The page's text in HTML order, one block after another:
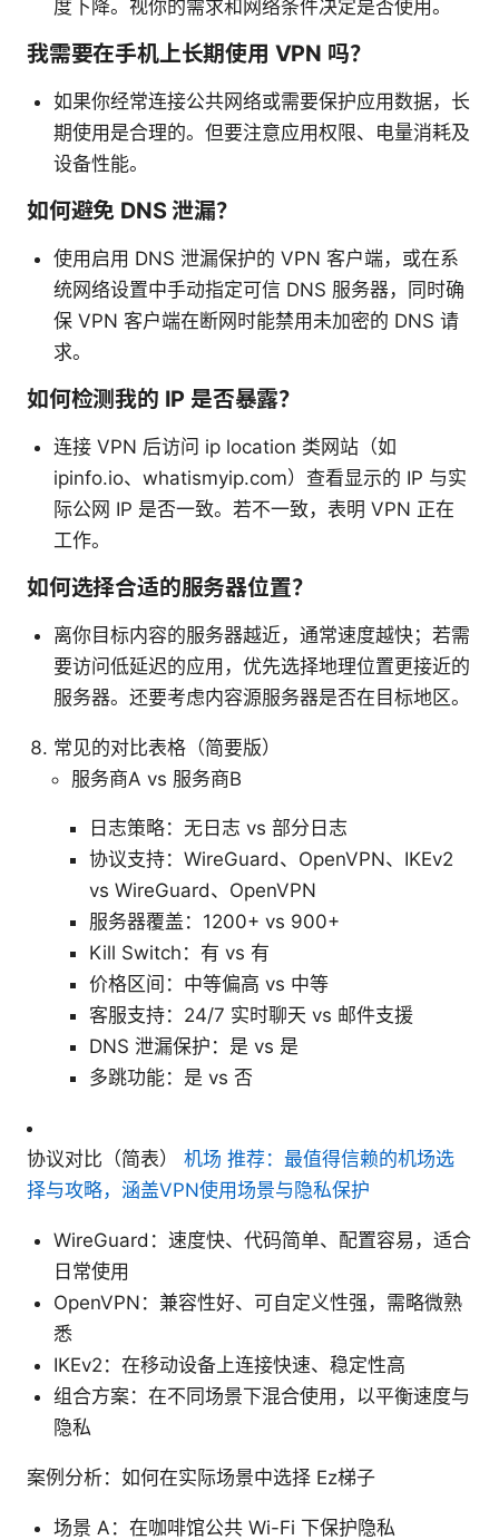
度下降。视你的需求和网络条件决定是否使用。
我需要在手机上长期使用 VPN 吗？
如果你经常连接公共网络或需要保护应用数据，长
期使用是合理的。但要注意应用权限、电量消耗及
设备性能。
如何避免 DNS 泄漏？
使用启用 DNS 泄漏保护的 VPN 客户端，或在系
统网络设置中手动指定可信 DNS 服务器，同时确
保 VPN 客户端在断网时能禁用未加密的 DNS 请
求。
如何检测我的 IP 是否暴露？
连接 VPN 后访问 ip location 类网站（如
ipinfo.io、whatismyip.com）查看显示的 IP 与实
际公网 IP 是否一致。若不一致，表明 VPN 正在
工作。
如何选择合适的服务器位置？
离你目标内容的服务器越近，通常速度越快；若需
要访问低延迟的应用，优先选择地理位置更接近的
服务器。还要考虑内容源服务器是否在目标地区。
常见的对比表格（简要版）
服务商A vs 服务商B
日志策略：无日志 vs 部分日志
协议支持：WireGuard、OpenVPN、IKEv2
vs WireGuard、OpenVPN
服务器覆盖：1200+ vs 900+
Kill Switch：有 vs 有
价格区间：中等偏高 vs 中等
客服支持：24/7 实时聊天 vs 邮件支援
DNS 泄漏保护：是 vs 是
多跳功能：是 vs 否
协议对比（简表） 机场 推荐：最值得信赖的机场选
择与攻略，涵盖VPN使用场景与隐私保护
WireGuard：速度快、代码简单、配置容易，适合
日常使用
OpenVPN：兼容性好、可自定义性强，需略微熟
悉
IKEv2：在移动设备上连接快速、稳定性高
组合方案：在不同场景下混合使用，以平衡速度与
隐私
案例分析：如何在实际场景中选择 Ez梯子
场景 A：在咖啡馆公共 Wi-Fi 下保护隐私